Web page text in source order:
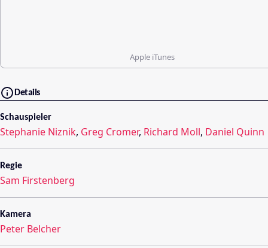
Apple iTunes
Details
Schauspieler
Stephanie Niznik, Greg Cromer, Richard Moll, Daniel Quinn
Regie
Sam Firstenberg
Kamera
Peter Belcher